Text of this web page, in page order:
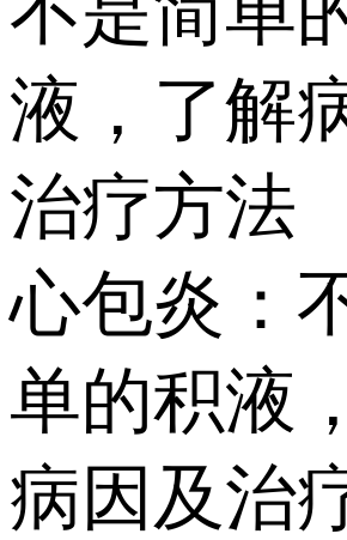
液，了解
治疗方法
心包炎：
单的积液
病因及治